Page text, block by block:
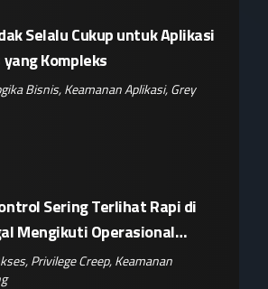
Selalu Cukup untuk Aplikasi
Kompleks
Bisnis,Keamanan Aplikasi,Grey
Sering Terlihat Rapi di
Mengikuti Operasional
,Privilege Creep,Keamanan